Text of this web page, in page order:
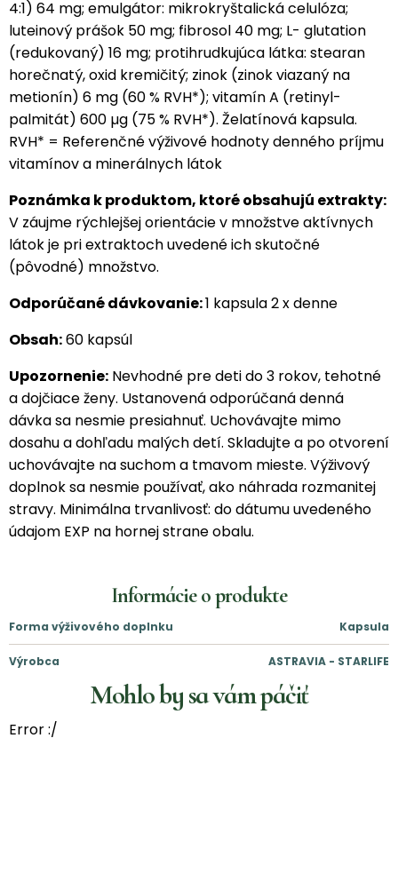
4:1) 64 mg; emulgátor: mikrokryštalická celulóza;
luteinový prášok 50 mg; fibrosol 40 mg; L- glutation
(redukovaný) 16 mg; protihrudkujúca látka: stearan
horečnatý, oxid kremičitý; zinok (zinok viazaný na
metionín) 6 mg (60 % RVH*); vitamín A (retinyl-
palmitát) 600 µg (75 % RVH*). Želatínová kapsula.
RVH* = Referenčné výživové hodnoty denného príjmu
vitamínov a minerálnych látok
Poznámka k produktom, ktoré obsahujú extrakty:
V záujme rýchlejšej orientácie v množstve aktívnych
látok je pri extraktoch uvedené ich skutočné
(pôvodné) množstvo.
Odporúčané dávkovanie:1 kapsula 2 x denne
Obsah:60 kapsúl
Upozornenie: Nevhodné pre deti do 3 rokov, tehotné
a dojčiace ženy. Ustanovená odporúčaná denná
dávka sa nesmie presiahnuť. Uchovávajte mimo
dosahu a dohľadu malých detí. Skladujte a po otvorení
uchovávajte na suchom a tmavom mieste. Výživový
doplnok sa nesmie používať, ako náhrada rozmanitej
stravy. Minimálna trvanlivosť: do dátumu uvedeného
údajom EXP na hornej strane obalu.
Informácie o produkte
Forma výživového doplnku Kapsula
Výrobca ASTRAVIA - STARLIFE
Mohlo by sa vám páčiť
Error :/